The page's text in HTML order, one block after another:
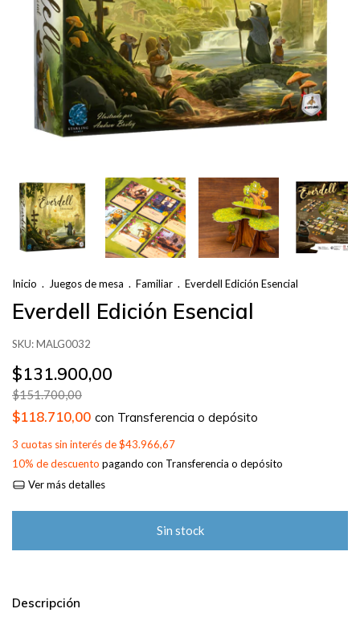
Inicio . Juegos de mesa . Familiar . Everdell Edición Esencial
Everdell Edición Esencial
SKU:MALG0032
$131.900,00
$151.700,00
$118.710,00 con Transferencia o depósito
3 cuotas sin interés de$43.966,67
10% de descuento pagando con Transferencia o depósito
Ver más detalles
Descripción